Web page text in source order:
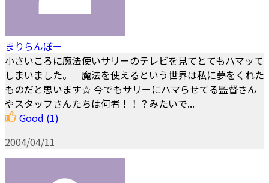
まりらんぼー
小さいころに魔法使いサリーのテレビを見てとてもハマッて
しまいました。 魔法を使えるという世界は私に夢をくれた
ものだと思います☆ 今でもサリーにハマらせてる監督さん
やスタッフさんたちは何者！！？みたいで...
Good (1)
2004/04/11